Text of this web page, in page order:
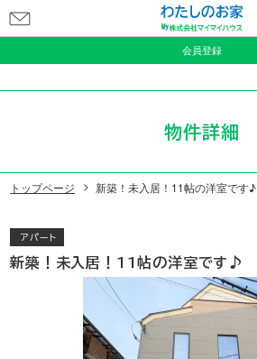
会員登録
問
い
合
物件詳細
トップページ 新築！未入居！11帖の洋室です♪
アパート
新築！未入居！11帖の洋室です♪